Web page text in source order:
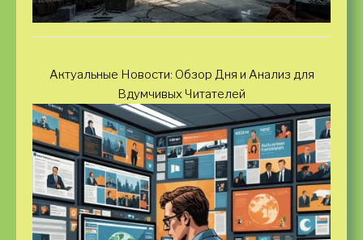
Актуальные Новости: Обзор Дня и Анализ для
Вдумчивых Читателей